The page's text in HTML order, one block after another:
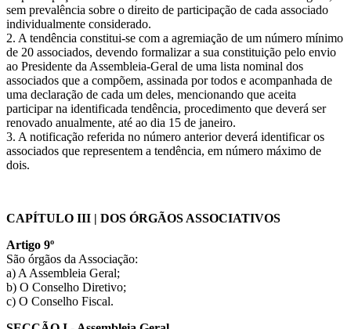
sem prevalência sobre o direito de participação de cada associado
individualmente considerado.
2. A tendência constitui-se com a agremiação de um número mínimo
de 20 associados, devendo formalizar a sua constituição pelo envio
ao Presidente da Assembleia-Geral de uma lista nominal dos
associados que a compõem, assinada por todos e acompanhada de
uma declaração de cada um deles, mencionando que aceita
participar na identificada tendência, procedimento que deverá ser
renovado anualmente, até ao dia 15 de janeiro.
3. A notificação referida no número anterior deverá identificar os
associados que representem a tendência, em número máximo de
dois.
CAPÍTULO III | DOS ÓRGÃOS ASSOCIATIVOS
Artigo 9º
São órgãos da Associação:
a) A Assembleia Geral;
b) O Conselho Diretivo;
c) O Conselho Fiscal.